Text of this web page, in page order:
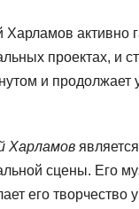
Харламов активно
проектах, и
и
Харламов
сцены. Его
его